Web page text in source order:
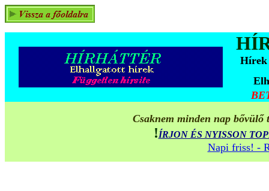
Hírek
Csaknem minden nap
!ÍRJON ÉS NYISSON
Napi friss! -